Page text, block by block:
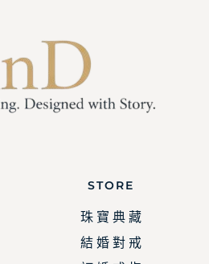
STORE
珠 寶 典 藏
結 婚 對 戒